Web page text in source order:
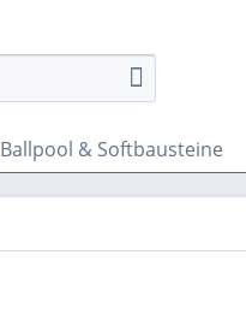
Ballpool & Softbausteine